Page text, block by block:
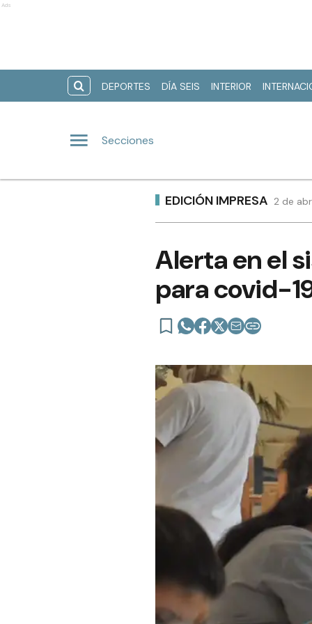
Ads
DEPORTES DÍA SEIS INTERIOR
Secciones
EDICIÓN IMPRESA 2 de
Alerta en el
para covid-